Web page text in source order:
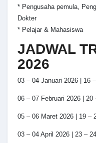
* Pengusaha pemula,
Dokter
* Pelajar & Mahasiswa
JADWAL
2026
03 – 04 Januari 2026 | 16
06 – 07 Februari 2026 | 20
05 – 06 Maret 2026 | 19 –
03 – 04 April 2026 | 23 –